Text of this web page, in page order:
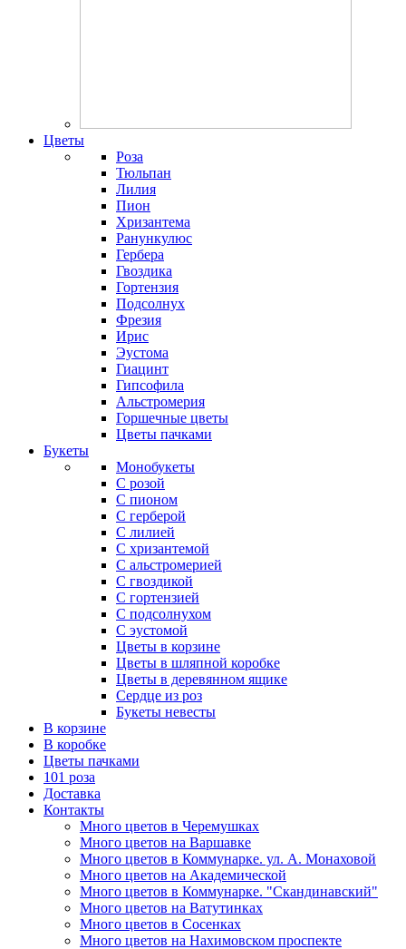
Цветы
Роза
Тюльпан
Лилия
Пион
Хризантема
Ранункулюс
Гербера
Гвоздика
Гортензия
Подсолнух
Фрезия
Ирис
Эустома
Гиацинт
Гипсофила
Альстромерия
Горшечные цветы
Цветы пачками
Букеты
Монобукеты
С розой
С пионом
С герберой
С лилией
С хризантемой
С альстромерией
С гвоздикой
С гортензией
С подсолнухом
С эустомой
Цветы в корзине
Цветы в шляпной коробке
Цветы в деревянном ящике
Сердце из роз
Букеты невесты
В корзине
В коробке
Цветы пачками
101 роза
Доставка
Контакты
Много цветов в Черемушках
Много цветов на Варшавке
Много цветов в Коммунарке. ул. А. Монаховой
Много цветов на Академической
Много цветов в Коммунарке. "Скандинавский"
Много цветов на Ватутинках
Много цветов в Сосенках
Много цветов на Нахимовском проспекте